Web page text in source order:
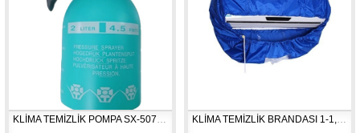
KLİMA TEMİZLİK POMPA SX-5079 (PP.PET) 2LT